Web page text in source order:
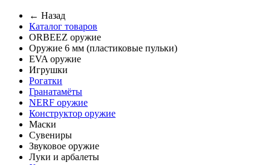
← Назад
Каталог товаров
ORBEEZ оружие
Оружие 6 мм (пластиковые пульки)
EVA оружие
Игрушки
Рогатки
Гранатамёты
NERF оружие
Конструктор оружие
Маски
Сувениры
Звуковое оружие
Луки и арбалеты